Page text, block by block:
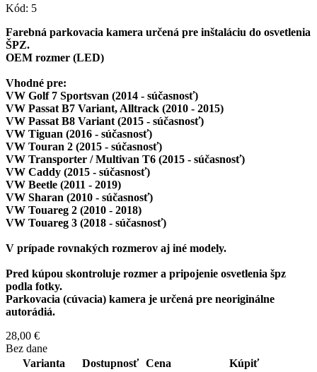
Kód: 5
Farebná parkovacia kamera určená pre inštaláciu do osvetlenia
ŠPZ.
OEM rozmer (LED)
Vhodné pre:
VW Golf 7 Sportsvan (2014 - súčasnosť)
VW Passat B7 Variant, Alltrack (2010 - 2015)
VW Passat B8 Variant (2015 - súčasnosť)
VW Tiguan (2016 - súčasnosť)
VW Touran 2 (2015 - súčasnosť)
VW Transporter / Multivan T6 (2015 - súčasnosť)
VW Caddy (2015 - súčasnosť)
VW Beetle (2011 - 2019)
VW Sharan (2010 - súčasnosť)
VW Touareg 2 (2010 - 2018)
VW Touareg 3 (2018 - súčasnosť)
V prípade rovnakých rozmerov aj iné modely.
Pred kúpou skontroluje rozmer a pripojenie osvetlenia špz
podla fotky.
Parkovacia (cúvacia) kamera je určená pre neoriginálne
autorádiá.
28,00 €
Bez dane
Varianta
Dostupnosť Cena
Kúpiť